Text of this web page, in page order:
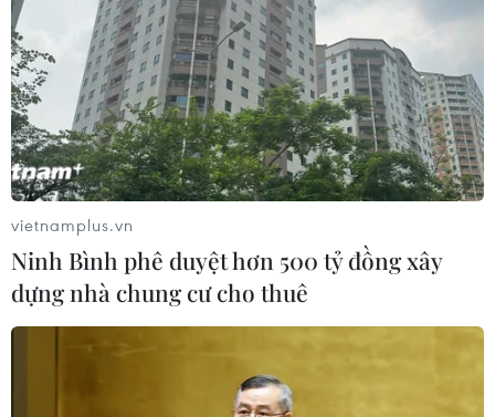
vietnamplus.vn
Ninh Bình phê duyệt hơn 500 tỷ đồng xây
dựng nhà chung cư cho thuê